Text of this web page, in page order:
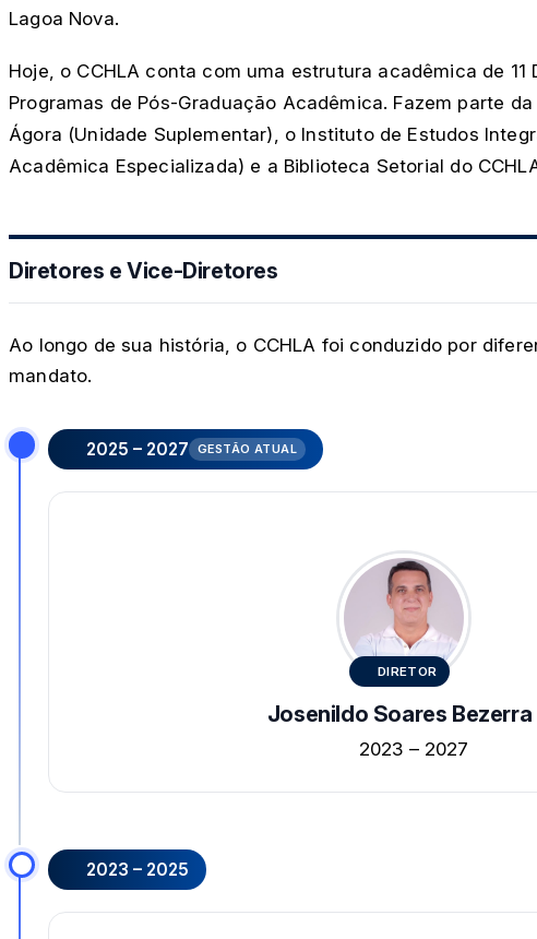
Lagoa Nova.
Hoje, o CCHLA conta com uma estrutura acadêmica de
Programas de Pós-Graduação Acadêmica. Fazem parte
Ágora (Unidade Suplementar), o Instituto de Estudos
Acadêmica Especializada) e a Biblioteca Setorial do
Diretores e Vice-Diretores
Ao longo de sua história, o CCHLA foi conduzido por
mandato.
2025 – 2027
DIRETOR
Josenildo Soares Bezerra
2023 – 2027
2023 – 2025